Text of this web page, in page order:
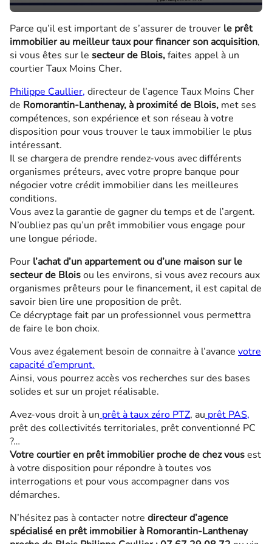
Parce qu’il est important de s’assurer de trouver le prêt
immobilier au meilleur taux pour financer son acquisition,
si vous êtes sur le secteur de Blois,faites appel à un
courtier Taux Moins Cher.
Philippe Caullier, directeur de l’agence Taux Moins Cher
de Romorantin-Lanthenay, à proximité de Blois, met ses
compétences, son expérience et son réseau à votre
disposition pour vous trouver le taux immobilier le plus
intéressant.
Il se chargera de prendre rendez-vous avec différents
organismes préteurs, avec votre propre banque pour
négocier votre crédit immobilier dans les meilleures
conditions.
Vous avez la garantie de gagner du temps et de l’argent.
N’oubliez pas qu’un prêt immobilier vous engage pour
une longue période.
Pour l’achat d’un appartement ou d’une maison sur le
secteur de Bloisou les environs, si vous avez recours aux
organismes prêteurs pour le financement, il est capital de
savoir bien lire une proposition de prêt.
Ce décryptage fait par un professionnel vous permettra
de faire le bon choix.
Vous avez également besoin de connaitre à l’avance votre
capacité d’emprunt.
Ainsi, vous pourrez accès vos recherches sur des bases
solides et sur un projet réalisable.
Avez-vous droit à un prêt à taux zéro PTZ, au prêt PAS,
prêt des collectivités territoriales, prêt conventionné PC
?…
Votre courtier en prêt immobilier proche de chez vousest
à votre disposition pour répondre à toutes vos
interrogations et pour vous accompagner dans vos
démarches.
N’hésitez pas à contacter notre directeur d’agence
spécialisé en prêt immobilier à Romorantin-Lanthenay